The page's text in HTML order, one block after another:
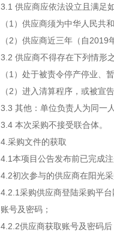
3.1 供应商应依法设立且满足
（1）供应商须为中华人民共
（2）供应商近三年（自
3.2 供应商不得存在下列情形
（1）处于被责令停产停业、
（2）进入清算程序，或被宣
3.3 其他：单位负责人为同一
3.4 本次采购不接受联合体。
4.采购文件的获取
4.1本项目公告发布前已完成
4.2初次参与的供应商在阳光
4.2.1采购供应商登陆采购平
账号及密码；
4.2.2供应商获取账号及密码